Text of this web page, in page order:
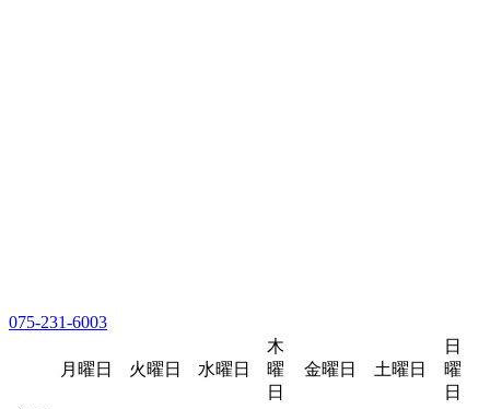
075-231-6003
月曜日 火曜日 水曜日
木
曜
日
金曜日 土曜日
日
曜
日